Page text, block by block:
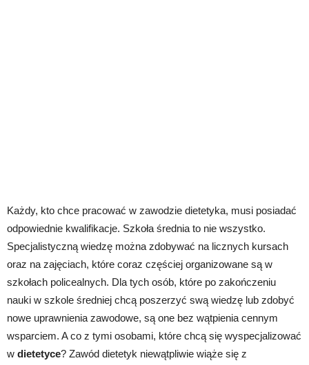
Każdy, kto chce pracować w zawodzie dietetyka, musi posiadać
odpowiednie kwalifikacje. Szkoła średnia to nie wszystko.
Specjalistyczną wiedzę można zdobywać na licznych kursach
oraz na zajęciach, które coraz częściej organizowane są w
szkołach policealnych. Dla tych osób, które po zakończeniu
nauki w szkole średniej chcą poszerzyć swą wiedzę lub zdobyć
nowe uprawnienia zawodowe, są one bez wątpienia cennym
wsparciem. A co z tymi osobami, które chcą się wyspecjalizować
w dietetyce? Zawód dietetyk niewątpliwie wiąże się z